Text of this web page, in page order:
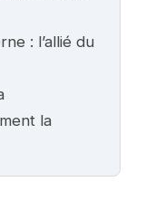
: l’allié du
la